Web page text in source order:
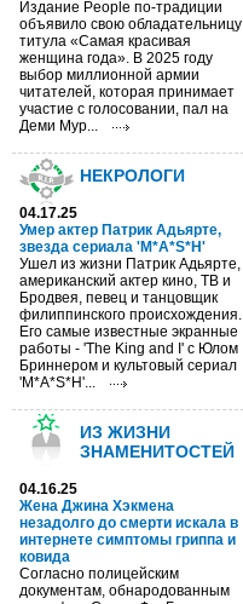
Издание People по-традиции
объявило свою обладательницу
титула «Самая красивая
женщина года». В 2025 году
выбор миллионной армии
читателей, которая принимает
участие с голосовании, пал на
Деми Мур...
НЕКРОЛОГИ
04.17.25
Умер актер Патрик Адьярте,
звезда сериала 'M*A*S*H'
Ушел из жизни Патрик Адьярте,
американский актер кино, ТВ и
Бродвея, певец и танцовщик
филиппинского происхождения.
Его самые известные экранные
работы - 'The King and I' с Юлом
Бриннером и культовый сериал
'M*A*S*H'...
ИЗ ЖИЗНИ
ЗНАМЕНИТОСТЕЙ
04.16.25
Жена Джина Хэкмена
незадолго до смерти искала в
интернете симптомы гриппа и
ковида
Согласно полицейским
документам, обнародованным